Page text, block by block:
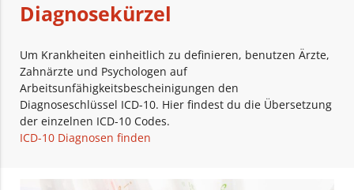
Diagnosekürzel
Um Krankheiten einheitlich zu definieren, benutzen Ärzte,
Zahnärzte und Psychologen auf
Arbeitsunfähigkeitsbescheinigungen den
Diagnoseschlüssel ICD-10. Hier findest du die Übersetzung
der einzelnen ICD-10 Codes.
ICD-10 Diagnosen finden